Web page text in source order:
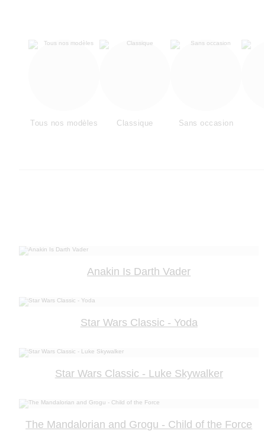
Tous nos modèles Classique Sans occasion
Anakin Is Darth Vader
Star Wars Classic - Yoda
Star Wars Classic - Luke Skywalker
The Mandalorian and Grogu - Child of the Force